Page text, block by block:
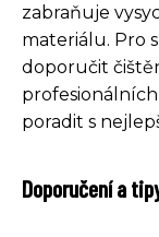
zabraňuje
materiálu. Pro
doporučit
poradit s
Doporučení a